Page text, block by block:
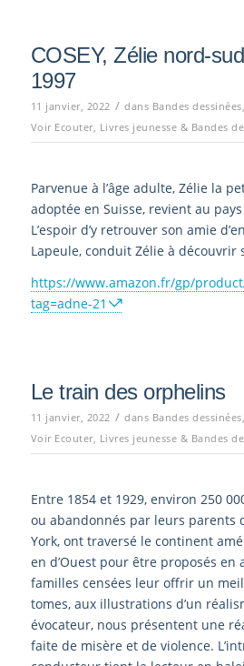
COSEY, Zélie nord-
1997
11 janvier, 2022 / dans Bandes dessinées,
Voir Ecouter, Livres jeunesse & Bandes
Parvenue à l’âge adulte, Zélie la
adoptée en Suisse, revient au
L’espoir d’y retrouver son amie
Lapeule, conduit Zélie à découvrir
https://www.amazon.fr/gp/
tag=adne-21
Le train des orphelins
11 janvier, 2022 / dans Bandes dessinées
Voir Ecouter, Livres jeunesse & Bandes
Entre 1854 et 1929, environ 250
ou abandonnés par leurs parents
York, ont traversé le continent
en d’Ouest pour être proposés en
familles censées leur offrir un
tomes, aux illustrations d’un
évocateur, nous présentent une
faite de misère et de violence.